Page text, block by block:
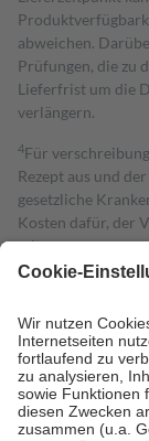
abweichen.
Prüfungen, die zu
Lieferfrist um die
verlängern.
4Für
Rezept aus und
gesetzliche
Kosten dafür, der
mit.
Grundsätzlich
höchstens zehn
Kosten der
Diese Regeln
Bei Heilmitteln
Zuzahlung zehn
Verordnung.